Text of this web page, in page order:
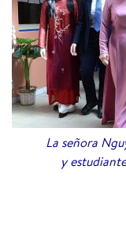
La señora
y